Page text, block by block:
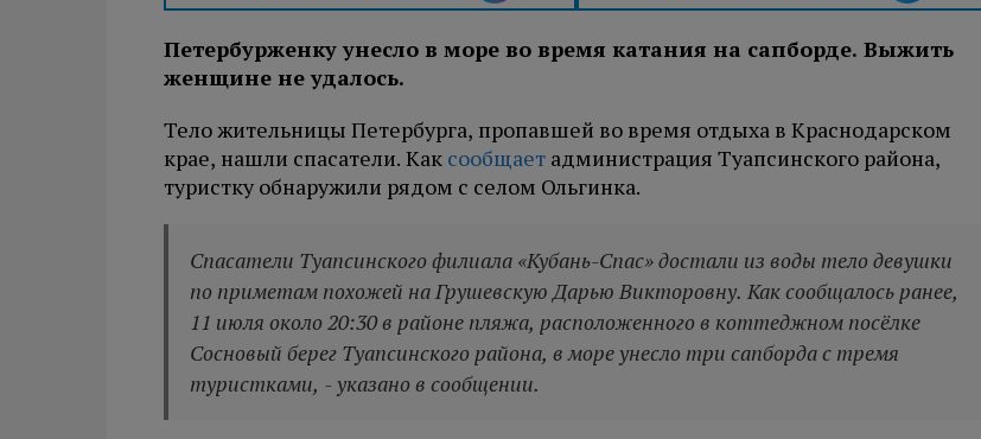
Петербурженку унесло в море во время катания на сапборде. Выжить
женщине не удалось.
Тело жительницы Петербурга, пропавшей во время отдыха в Краснодарском
крае, нашли спасатели. Как сообщает администрация Туапсинского района,
туристку обнаружили рядом с селом Ольгинка.
Спасатели Туапсинского филиала «Кубань-Спас» достали из воды тело девушки
по приметам похожей на Грушевскую Дарью Викторовну. Как сообщалось ранее,
11 июля около 20:30 в районе пляжа, расположенного в коттеджном посёлке
Сосновый берег Туапсинского района, в море унесло три сапборда с тремя
туристками, - указано в сообщении.